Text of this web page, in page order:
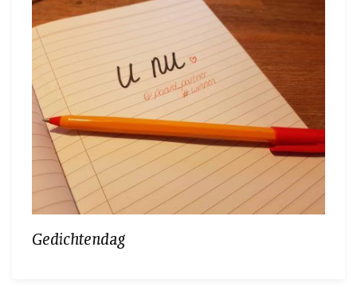
Gedichtendag